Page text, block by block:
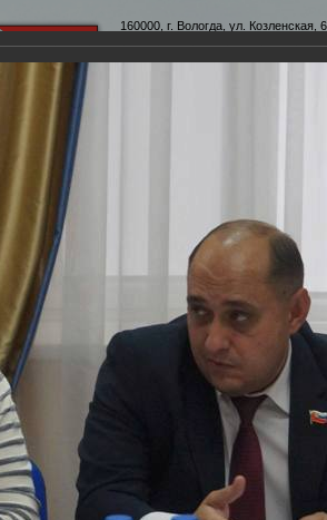
160000, г. Вологда, ул. Козленская,
График приема Контакты
Заседание Регионального Общественного
"ЕДИНАЯ РОССИЯ" "Городская среда"
Совета по рассмотрению программы